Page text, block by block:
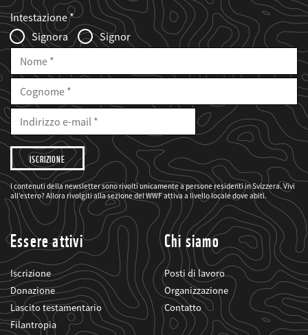
Web2Case
Infofelder
Fieldset
anrede_name
Intestazione
Signora
Signor
Nome
Cognome
E-
Mail
Indirizzo
mail
Desidero
che
il
WWF
mi
informi
sui
suoi
progetti
I contenuti della newsletter sono rivolti unicamente a persone residenti in Svizzera. Vivi
all’estero? Allora rivolgiti alla sezione del WWF attiva a livello locale dove abiti.
Essere attivi
Iscrizione
Donazione
Lascito testamentario
Filantropia
Chi siamo
Posti di lavoro
Organizzazione
Contatto